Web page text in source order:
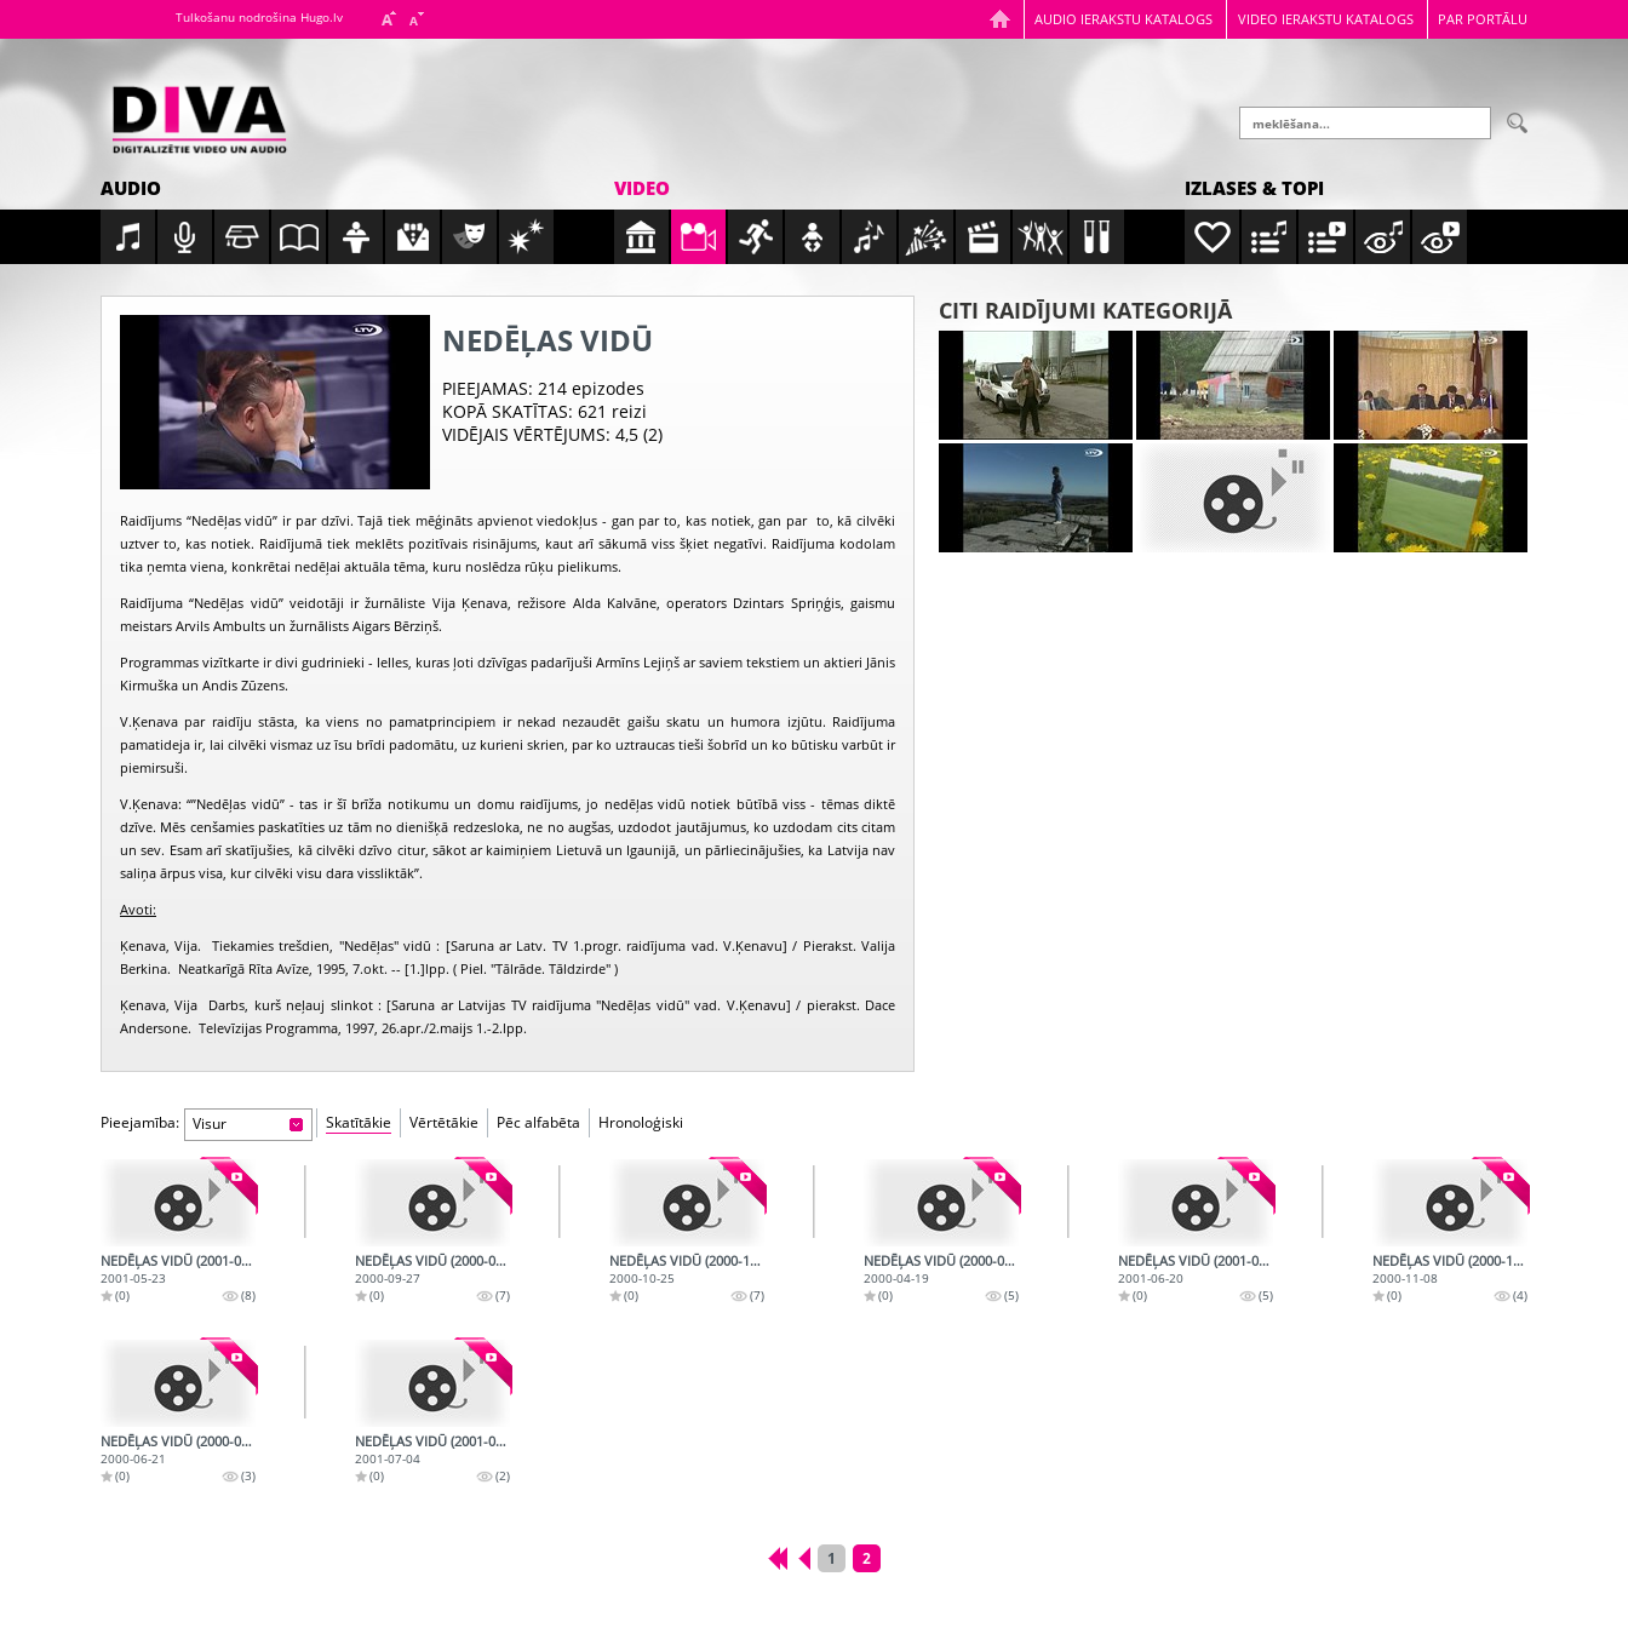
AUDIO IERAKSTU KATALOGS VIDEO IERAKSTU KATALOGS PAR PORTĀLU
Tulkošanu nodrošina Hugo.lv
AUDIO VIDEO IZLASES & TOPI
NEDĒĻAS VIDŪ
PIEEJAMAS: 214 epizodes
KOPĀ SKATĪTAS: 621 reizi
VIDĒJAIS VĒRTĒJUMS: 4,5 (2)
Raidījums “Nedēļas vidū” ir par dzīvi. Tajā tiek mēģināts apvienot viedokļus - gan par to, kas notiek, gan par to, kā cilvēki
uztver to, kas notiek. Raidījumā tiek meklēts pozitīvais risinājums, kaut arī sākumā viss šķiet negatīvi. Raidījuma kodolam
tika ņemta viena, konkrētai nedēļai aktuāla tēma, kuru noslēdza rūķu pielikums.
Raidījuma “Nedēļas vidū” veidotāji ir žurnāliste Vija Ķenava, režisore Alda Kalvāne, operators Dzintars Spriņģis, gaismu
meistars Arvils Ambults un žurnālists Aigars Bērziņš.
Programmas vizītkarte ir divi gudrinieki - lelles, kuras ļoti dzīvīgas padarījuši Armīns Lejiņš ar saviem tekstiem un aktieri Jānis
Kirmuška un Andis Zūzens.
V.Ķenava par raidīju stāsta, ka viens no pamatprincipiem ir nekad nezaudēt gaišu skatu un humora izjūtu. Raidījuma
pamatideja ir, lai cilvēki vismaz uz īsu brīdi padomātu, uz kurieni skrien, par ko uztraucas tieši šobrīd un ko būtisku varbūt ir
piemirsuši.
V.Ķenava: “”Nedēļas vidū” - tas ir šī brīža notikumu un domu raidījums, jo nedēļas vidū notiek būtībā viss - tēmas diktē
dzīve. Mēs cenšamies paskatīties uz tām no dienišķā redzesloka, ne no augšas, uzdodot jautājumus, ko uzdodam cits citam
un sev. Esam arī skatījušies, kā cilvēki dzīvo citur, sākot ar kaimiņiem Lietuvā un Igaunijā, un pārliecinājušies, ka Latvija nav
saliņa ārpus visa, kur cilvēki visu dara vissliktāk”.
Avoti:
Ķenava, Vija. Tiekamies trešdien, "Nedēļas" vidū : [Saruna ar Latv. TV 1.progr. raidījuma vad. V.Ķenavu] / Pierakst. Valija
Berkina. Neatkarīgā Rīta Avīze, 1995, 7.okt. -- [1.]lpp. ( Piel. "Tālrāde. Tāldzirde" )
Ķenava, Vija Darbs, kurš neļauj slinkot : [Saruna ar Latvijas TV raidījuma "Nedēļas vidū" vad. V.Ķenavu] / pierakst. Dace
Andersone. Televīzijas Programma, 1997, 26.apr./2.maijs 1.-2.lpp.
CITI RAIDĪJUMI KATEGORIJĀ
Pieejamība: Visur Skatītākie Vērtētākie Pēc alfabēta Hronoloģiski
NEDĒĻAS VIDŪ (2001-05-23)
2001-05-23
(0)
(8)
NEDĒĻAS VIDŪ (2000-09-27)
2000-09-27
(0)
(7)
NEDĒĻAS VIDŪ (2000-10-25)
2000-10-25
(0)
(7)
NEDĒĻAS VIDŪ (2000-04-19)
2000-04-19
(0)
(5)
NEDĒĻAS VIDŪ (2001-06-20)
2001-06-20
(0)
(5)
NEDĒĻAS VIDŪ (2000-11-08)
2000-11-08
(0)
(4)
NEDĒĻAS VIDŪ (2000-06-21)
2000-06-21
(0)
(3)
NEDĒĻAS VIDŪ (2001-07-04)
2001-07-04
(0)
(2)
1 2